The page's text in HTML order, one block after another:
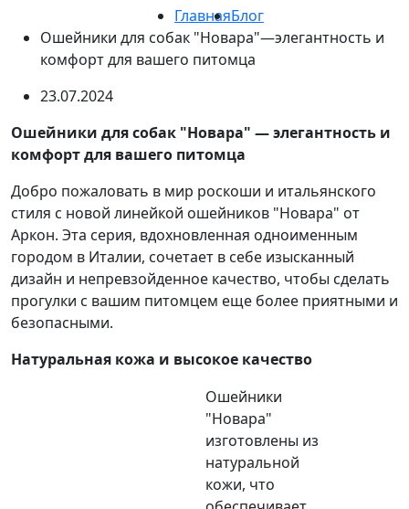
ГлавнаяБлог
Ошейники для собак "Новара"—элегантность и
комфорт для вашего питомца
23.07.2024
Ошейники для собак "Новара" — элегантность и
комфорт для вашего питомца
Добро пожаловать в мир роскоши и итальянского
стиля с новой линейкой ошейников "Новара" от
Аркон. Эта серия, вдохновленная одноименным
городом в Италии, сочетает в себе изысканный
дизайн и непревзойденное качество, чтобы сделать
прогулки с вашим питомцем еще более приятными и
безопасными.
Натуральная кожа и высокое качество
Ошейники
"Новара"
изготовлены из
натуральной
кожи, что